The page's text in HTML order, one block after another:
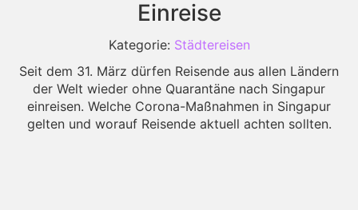
Einreise
Kategorie: Städtereisen
Seit dem 31. März dürfen Reisende aus allen Ländern
der Welt wieder ohne Quarantäne nach Singapur
einreisen. Welche Corona-Maßnahmen in Singapur
gelten und worauf Reisende aktuell achten sollten.